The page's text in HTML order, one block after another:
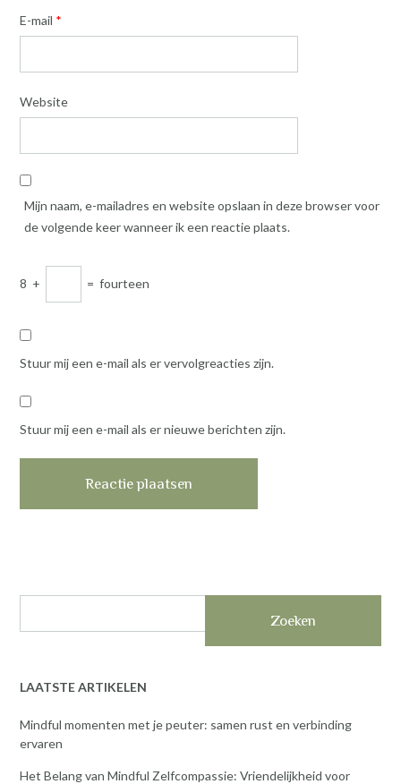
E-mail *
Website
Mijn naam, e-mailadres en website opslaan in deze browser voor
de volgende keer wanneer ik een reactie plaats.
8 + = fourteen
Stuur mij een e-mail als er vervolgreacties zijn.
Stuur mij een e-mail als er nieuwe berichten zijn.
Zoeken
LAATSTE ARTIKELEN
Mindful momenten met je peuter: samen rust en verbinding
ervaren
Het Belang van Mindful Zelfcompassie: Vriendelijkheid voor